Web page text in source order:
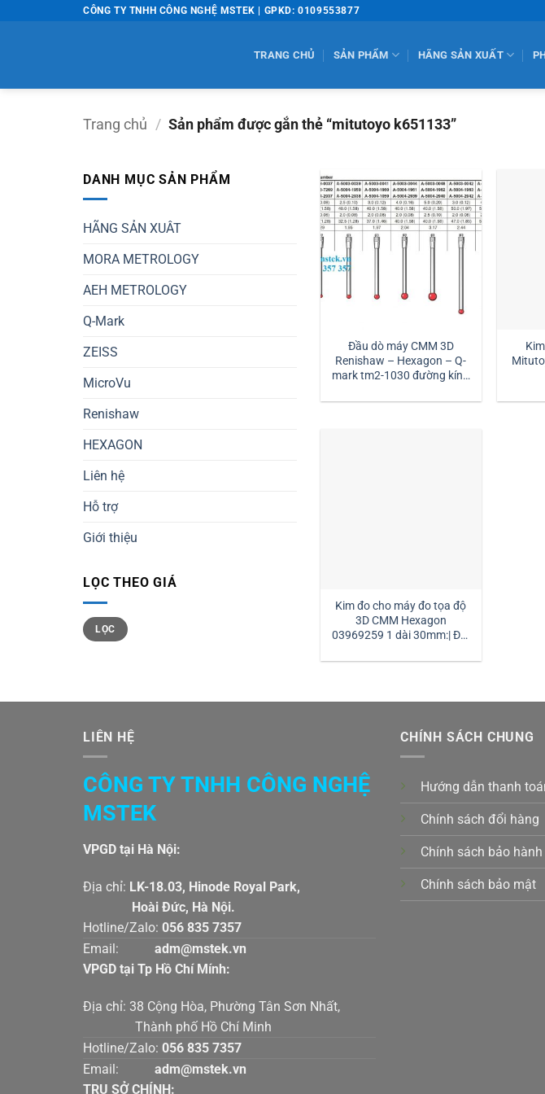
CÔNG TY TNHH CÔNG NGHỆ MSTEK | GPKD: 0109553877
TRANG CHỦ SẢN PHẨM HÃNG SẢN XUẤT
Trang chủ / Sản phẩm được gắn thẻ “mitutoyo k651133”
DANH MỤC SẢN PHẨM
HÃNG SẢN XUÂT
MORA METROLOGY
AEH METROLOGY
Q-Mark
ZEISS
MicroVu
Renishaw
HEXAGON
Liên hệ
Hỗ trợ
Giới thiệu
LỌC THEO GIÁ
Giá
tối
thiểu
Giá
tối
đa
LỌC
Đầu dò máy CMM 3D
Renishaw – Hexagon – Q-
mark tm2-1030 đường kính
Technology
Kim đo cho máy đo tọa độ
3D CMM Hexagon
03969259 1 dài 30mm:| Đại
LIÊN HỆ
CÔNG TY TNHH CÔNG NGHỆ
MSTEK
VPGD tại Hà Nội:
Địa chỉ: LK-18.03, Hinode Royal Park,
Hoài Đức, Hà Nội.
Hotline/Zalo: 056 835 7357
Email:
adm@mstek.vn
VPGD tại Tp Hồ Chí Mính:
Địa chỉ: 38 Cộng Hòa, Phường Tân Sơn Nhất,
Thành phố Hồ Chí Minh
Hotline/Zalo: 056 835 7357
Email:
adm@mstek.vn
TRỤ SỞ CHÍNH:
CHÍNH SÁCH CHUNG
Hướng dẫn thanh
Chính sách đổi hàng
Chính sách bảo hành
Chính sách bảo mật